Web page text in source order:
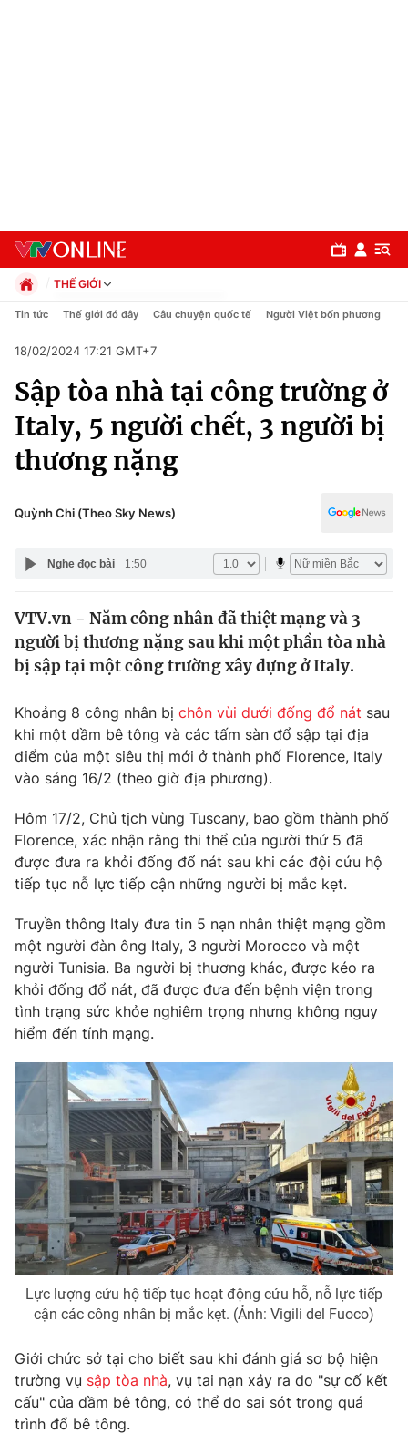
Chuyên mục
Chính trị
Xã hội
Pháp luật
Y tế
Thế giới
Tin tức
Câu chuyện quốc tế
Kinh tế
Tài chính
Thị trường
Góc doanh nghiệp
Dữ liệu và đời sống
Truyền hình
Phim VTV
Hậu trường
Nhân vật
Khán giả
Giải sao mai
Giải trí
Điện ảnh
Sao
Đời sống
Du lịch
Làm đẹp
Chất lượng cuộc sống
Giáo dục
Tuyển sinh
Học trực tuyến
Công nghệ
Hitech Công nghệ tương lai
Sản phẩm
Thị trường
Tư vấn
Giao lưu trực tuyến
Lịch phát sóng
Chuyên mục khác
Emagazine Podcast
Photo Infographic
Video Shorts video
VTV Money VTV Thể thao
VTV Sức khoẻ Bất động sản
THẾ GIỚI
Chính trị
Pháp luật
Kinh tế
Thể thao
Truyền hình
Văn hóa - Giải trí
Công nghệ
Tin tức Thế giới đó đây Câu chuyện quốc tế Người Việt bốn phương
18/02/2024 17:21 GMT+7
Sập tòa nhà tại công trường ở
Italy, 5 người chết, 3 người bị
thương nặng
Quỳnh Chi (Theo Sky News)
Nghe đọc bài 1:50
VTV.vn - Năm công nhân đã thiệt mạng và 3
người bị thương nặng sau khi một phần tòa nhà
bị sập tại một công trường xây dựng ở Italy.
Khoảng 8 công nhân bị chôn vùi dưới đống đổ nát sau
khi một dầm bê tông và các tấm sàn đổ sập tại địa
điểm của một siêu thị mới ở thành phố Florence, Italy
vào sáng 16/2 (theo giờ địa phương).
Hôm 17/2, Chủ tịch vùng Tuscany, bao gồm thành phố
Florence, xác nhận rằng thi thể của người thứ 5 đã
được đưa ra khỏi đống đổ nát sau khi các đội cứu hộ
tiếp tục nỗ lực tiếp cận những người bị mắc kẹt.
Truyền thông Italy đưa tin 5 nạn nhân thiệt mạng gồm
một người đàn ông Italy, 3 người Morocco và một
người Tunisia. Ba người bị thương khác, được kéo ra
khỏi đống đổ nát, đã được đưa đến bệnh viện trong
tình trạng sức khỏe nghiêm trọng nhưng không nguy
hiểm đến tính mạng.
Lực lượng cứu hộ tiếp tục hoạt động cứu hỗ, nỗ lực tiếp
cận các công nhân bị mắc kẹt. (Ảnh: Vigili del Fuoco)
Giới chức sở tại cho biết sau khi đánh giá sơ bộ hiện
trường vụ sập tòa nhà, vụ tai nạn xảy ra do "sự cố kết
cấu" của dầm bê tông, có thể do sai sót trong quá
trình đổ bê tông.